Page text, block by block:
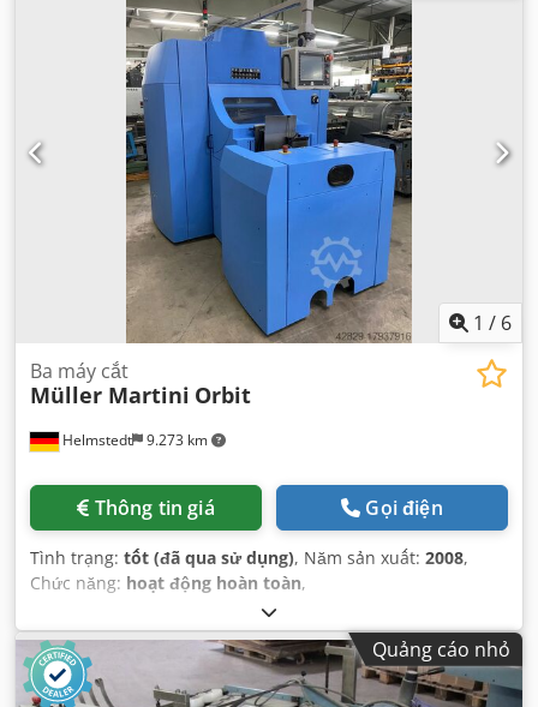
1 / 6
Helmstedt 9.273 km
Ba máy cắt
Müller Martini Orbit
Thông tin giá Gọi điện
Tình trạng: tốt (đã qua sử dụng), Năm sản xuất: 2008,
Chức năng: hoạt động hoàn toàn,
Quảng cáo nhỏ